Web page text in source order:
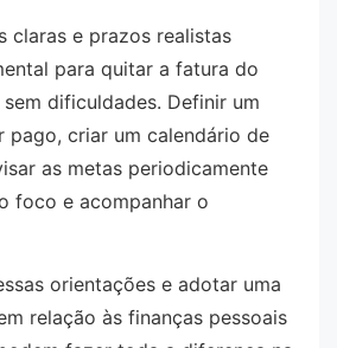
claras e prazos realistas
para quitar a fatura do
dificuldades. Definir um
pago, criar um calendário de
as metas periodicamente
foco e acompanhar o
orientações e adotar uma
relação às finanças pessoais